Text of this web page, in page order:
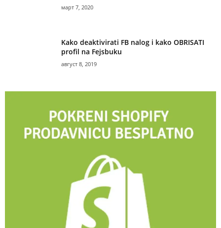
март 7, 2020
Kako deaktivirati FB nalog i kako OBRISATI
profil na Fejsbuku
август 8, 2019